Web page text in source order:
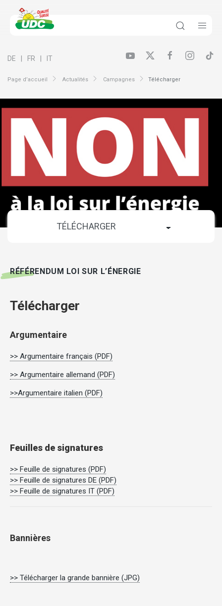
Page d’accueil Actualités Campagnes Télécharger
DE FR IT
RÉFÉRENDUM LOI SUR L’ÉNERGIE
Télécharger
Argumentaire
>> Argumentaire français (PDF)
>> Argumentaire allemand (PDF)
>>Argumentaire italien (PDF)
Feuilles de signatures
>> Feuille de signatures (PDF)
>> Feuille de signatures DE (PDF)
>> Feuille de signatures IT (PDF)
Bannières
>> Télécharger la grande bannière (JPG)